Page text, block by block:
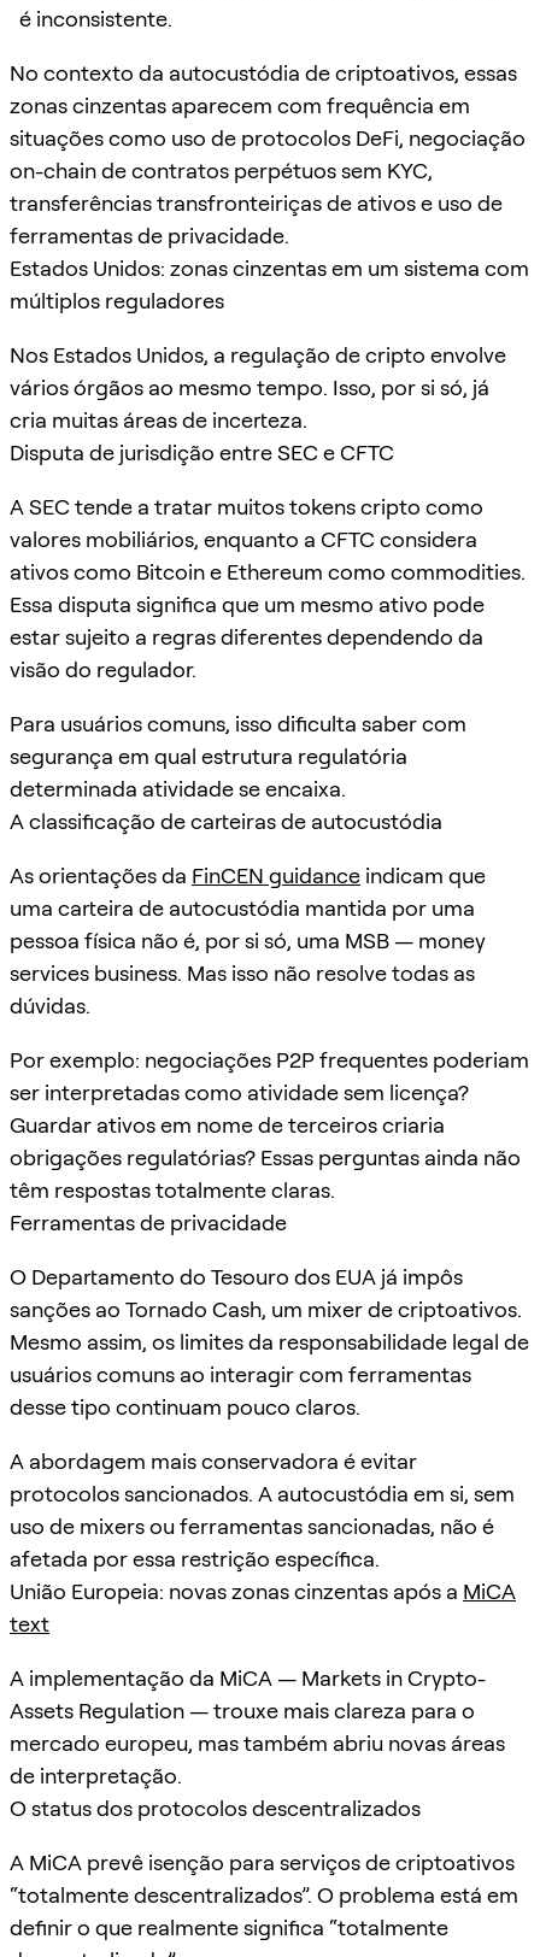
é inconsistente.
No contexto da autocustódia de criptoativos, essas
zonas cinzentas aparecem com frequência em
situações como uso de protocolos DeFi, negociação
on-chain de contratos perpétuos sem KYC,
transferências transfronteiriças de ativos e uso de
ferramentas de privacidade.
Estados Unidos: zonas cinzentas em um sistema com
múltiplos reguladores
Nos Estados Unidos, a regulação de cripto envolve
vários órgãos ao mesmo tempo. Isso, por si só, já
cria muitas áreas de incerteza.
Disputa de jurisdição entre SEC e CFTC
A SEC tende a tratar muitos tokens cripto como
valores mobiliários, enquanto a CFTC considera
ativos como Bitcoin e Ethereum como commodities.
Essa disputa significa que um mesmo ativo pode
estar sujeito a regras diferentes dependendo da
visão do regulador.
Para usuários comuns, isso dificulta saber com
segurança em qual estrutura regulatória
determinada atividade se encaixa.
A classificação de carteiras de autocustódia
As orientações da FinCEN guidance indicam que
uma carteira de autocustódia mantida por uma
pessoa física não é, por si só, uma MSB — money
services business. Mas isso não resolve todas as
dúvidas.
Por exemplo: negociações P2P frequentes poderiam
ser interpretadas como atividade sem licença?
Guardar ativos em nome de terceiros criaria
obrigações regulatórias? Essas perguntas ainda não
têm respostas totalmente claras.
Ferramentas de privacidade
O Departamento do Tesouro dos EUA já impôs
sanções ao Tornado Cash, um mixer de criptoativos.
Mesmo assim, os limites da responsabilidade legal de
usuários comuns ao interagir com ferramentas
desse tipo continuam pouco claros.
A abordagem mais conservadora é evitar
protocolos sancionados. A autocustódia em si, sem
uso de mixers ou ferramentas sancionadas, não é
afetada por essa restrição específica.
União Europeia: novas zonas cinzentas após a MiCA
text
A implementação da MiCA — Markets in Crypto-
Assets Regulation — trouxe mais clareza para o
mercado europeu, mas também abriu novas áreas
de interpretação.
O status dos protocolos descentralizados
A MiCA prevê isenção para serviços de criptoativos
“totalmente descentralizados”. O problema está em
definir o que realmente significa “totalmente